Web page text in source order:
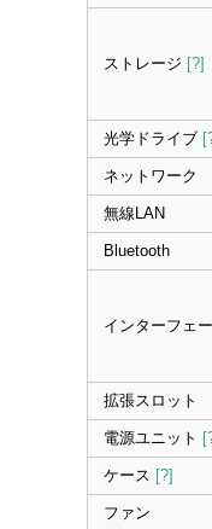
ストレージ [?]
光学ドライブ
ネットワーク
無線LAN
Bluetooth
インターフェ
拡張スロット
電源ユニット
ケース [?]
ファン